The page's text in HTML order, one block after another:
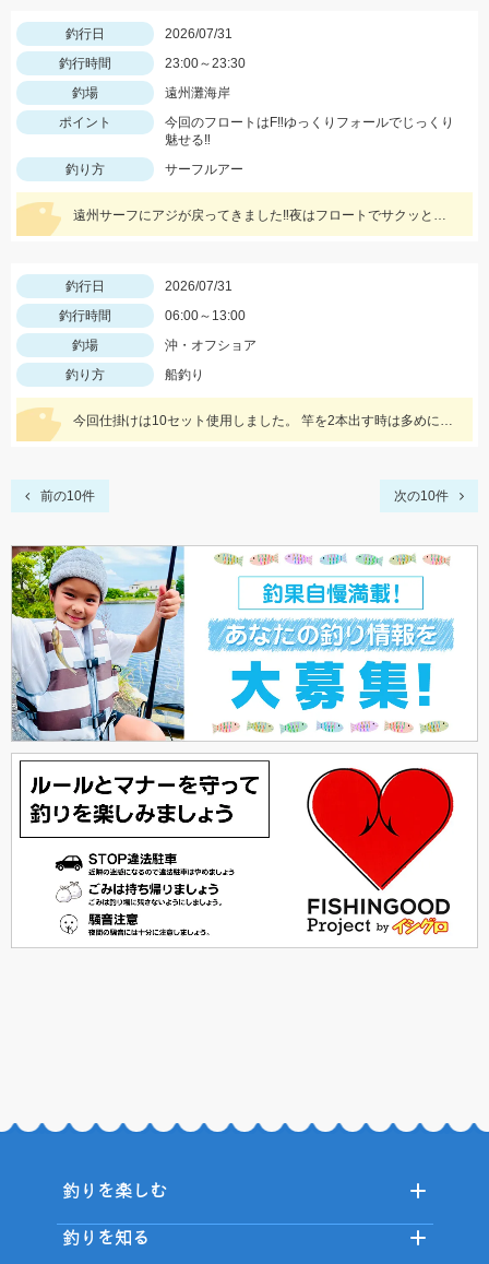
釣行日
2026/07/31
釣行時間
23:00～23:30
釣場
遠州灘海岸
ポイント
今回のフロートはF‼ゆっくりフォールでじっくり
魅せる‼
釣り方
サーフルアー
遠州サーフにアジが戻ってきました‼夜はフロートでサクッと釣りあげましょう‼
釣行日
2026/07/31
釣行時間
06:00～13:00
釣場
沖・オフショア
釣り方
船釣り
今回仕掛けは10セット使用しました。 竿を2本出す時は多めに準備しましょう！
前の10件 次の10件
釣りを楽しむ
釣りを知る